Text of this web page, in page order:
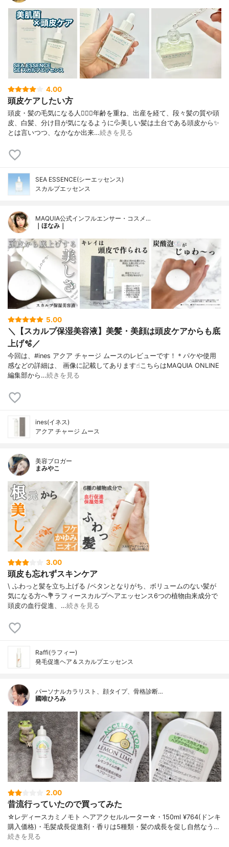
4.00
頭皮ケアしたい方
頭皮・髪の毛気になる人🙋🏻‍♀️年齢を重ね、出産を経て、段々髪の質や頭
皮、白髪、分け目が気になるように💦美しい髪は土台である頭皮から✨
とは言いつつ、なかなか出来…続きを見る
SEA ESSENCE(シーエッセンス)
スカルプエッセンス
MAQUIA公式インフルエンサー・コスメ…
｜ほなみ｜
5.00
＼【スカルプ保湿美容液】美髪・美顔は頭皮ケアからも底
上げ🫧／
今回は、#ines アクア チャージ ムースのレビューです！＊パケや使用
感などの詳細は、 画像に記載してあります☝︎こちらはMAQUIA ONLINE
編集部から…続きを見る
ines(イネス)
アクア チャージ ムース
美容ブロガー
まみやこ
3.00
頭皮も忘れずスキンケア
\ ふわっと髪を立ち上げる /⁡ペタンとなりがち、ボリュームのない髪が
気になる方へ⁡⁡⁡💐ラフィースカルプヘアエッセンス⁡⁡6つの植物由来成分で
頭皮の血行促進、…続きを見る
Raffi(ラフィー)
発毛促進ヘア＆スカルプエッセンス
パーソナルカラリスト、顔タイプ、骨格診断…
國唯ひろみ
2.00
昔流行っていたので買ってみた
☆レディースカミノモト ヘアアクセルルーター☆・150ml ¥764(ドンキ
購入価格)・毛髪成長促進剤・香りは5種類・髪の成長を促し自然なう…
続きを見る